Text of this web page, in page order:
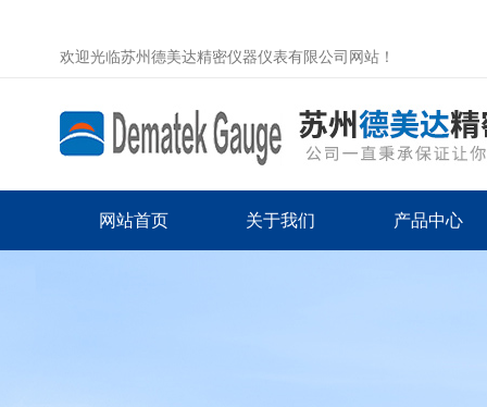
欢迎光临苏州德美达精密仪器仪表有限公司网站！
网站首页 关于我们 产品中心